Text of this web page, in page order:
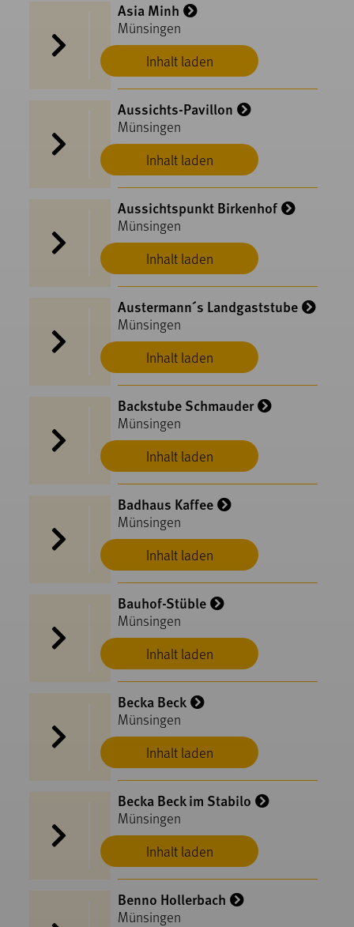
Inhalt laden
Asia Minh
Münsingen
Inhalt laden
Aussichts-Pavillon
Münsingen
Inhalt laden
Aussichtspunkt Birkenhof
Münsingen
Inhalt laden
Austermann´s Landgaststube
Münsingen
Inhalt laden
Backstube Schmauder
Münsingen
Inhalt laden
Badhaus Kaffee
Münsingen
Inhalt laden
Bauhof-Stüble
Münsingen
Inhalt laden
Becka Beck
Münsingen
Inhalt laden
Becka Beck im Stabilo
Münsingen
Benno Hollerbach
Münsingen